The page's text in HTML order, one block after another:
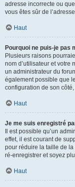
adresse incorrecte ou
vous êtes sûr de
Haut
Pourquoi ne puis-je pas
Plusieurs raisons
nom d’utilisateur et votre
un administrateur du
également possible que
configuration de son
Haut
Je me suis enregistré
Il est possible qu’un
effet, il est courant de
pour réduire la taille de
ré-enregistrer et soyez
Haut